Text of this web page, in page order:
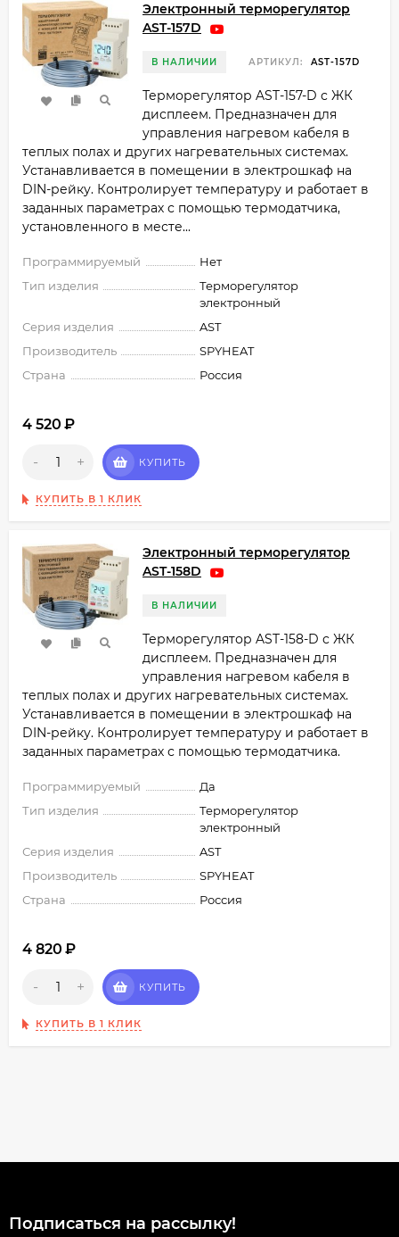
Электронный терморегулятор
AST-157D
В НАЛИЧИИ АРТИКУЛ: AST-157D
Терморегулятор AST-157-D с ЖК
дисплеем. Предназначен для
управления нагревом кабеля в
теплых полах и других нагревательных системах.
Устанавливается в помещении в электрошкаф на
DIN-рейку. Контролирует температуру и работает в
заданных параметрах с помощью термодатчика,
установленного в месте...
Программируемый
Нет
Тип изделия
Терморегулятор
электронный
Серия изделия
AST
Производитель
SPYHEAT
Страна
Россия
4 520 ₽
- + КУПИТЬ
КУПИТЬ В 1 КЛИК
Электронный терморегулятор
AST-158D
В НАЛИЧИИ
Терморегулятор AST-158-D с ЖК
дисплеем. Предназначен для
управления нагревом кабеля в
теплых полах и других нагревательных системах.
Устанавливается в помещении в электрошкаф на
DIN-рейку. Контролирует температуру и работает в
заданных параметрах с помощью термодатчика.
Программируемый
Да
Тип изделия
Терморегулятор
электронный
Серия изделия
AST
Производитель
SPYHEAT
Страна
Россия
4 820 ₽
- + КУПИТЬ
КУПИТЬ В 1 КЛИК
Подписаться на рассылкy!